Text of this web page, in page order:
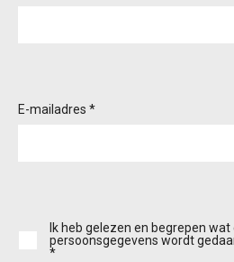
E-mailadres *
Ik heb gelezen en begrepen
persoonsgegevens wordt
*